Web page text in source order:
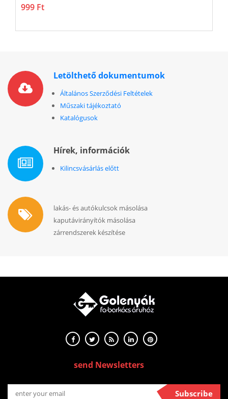
999 Ft
Letölthető dokumentumok
Általános Szerződési Feltételek
Műszaki tájékoztató
Katalógusok
Hírek, információk
Kilincsvásárlás előtt
lakás- és autókulcsok másolása
kaputávirányítók másolása
zárrendszerek készítése
send Newsletters
Subscribe